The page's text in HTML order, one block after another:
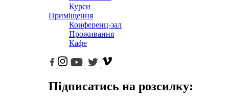
Курси
Приміщення
Конференц-зал
Проживання
Кафе
Підписатись на розсилку: